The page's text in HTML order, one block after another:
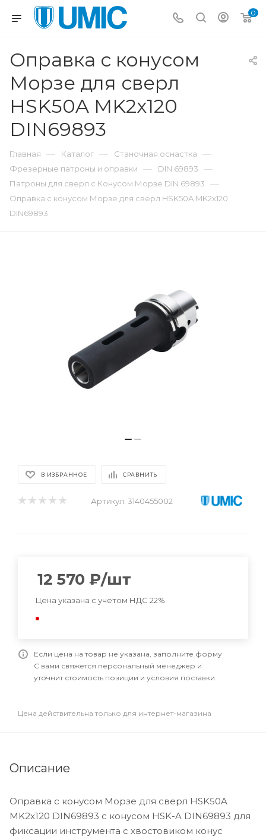
0
Оправка с конусом
Морзе для сверл
HSK50A MK2х120
DIN69893
Главная — Каталог — Станочная оснастка —
Фрезерные патроны и оправки — DIN 69893 —
Патроны для сверл с Конусом Морзе DIN 69893 —
Оправка с конусом Морзе для сверл HSK50A MK2х120
DIN69893
В ИЗБРАННОЕ СРАВНИТЬ
Артикул: 3140455002
12 570 ₽/шт
Цена указана с учетом НДС 22%
Если цена на товар не указана, заполните форму
С вами свяжется персональный менеджер и
уточнит стоимость позиции и условия поставки.
Цена действительна только для интернет-магазина
Описание
Оправка с конусом Морзе для сверл HSK50A
MK2х120 DIN69893 c конусом HSK-A DIN69893 для
фиксации инструмента с хвостовиком конус